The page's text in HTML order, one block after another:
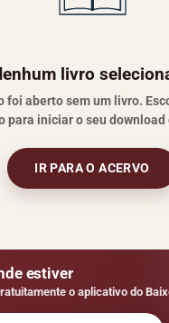
livro
foi aberto sem um livro.
para iniciar o seu
IR PARA O ACERVO
estiver
o aplicativo do